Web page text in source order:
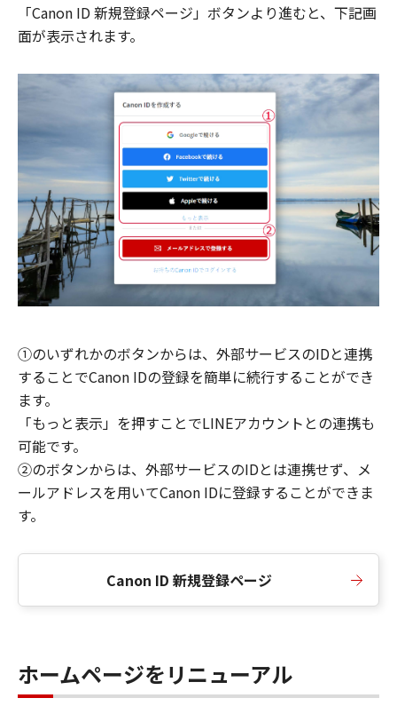
「Canon ID 新規登録ページ」ボタンより進むと、下記画
面が表示されます。
①のいずれかのボタンからは、外部サービスのIDと連携
することでCanon IDの登録を簡単に続行することができ
ます。
「もっと表示」を押すことでLINEアカウントとの連携も
可能です。
②のボタンからは、外部サービスのIDとは連携せず、メ
ールアドレスを用いてCanon IDに登録することができま
す。
Canon ID 新規登録ページ
ホームページをリニューアル